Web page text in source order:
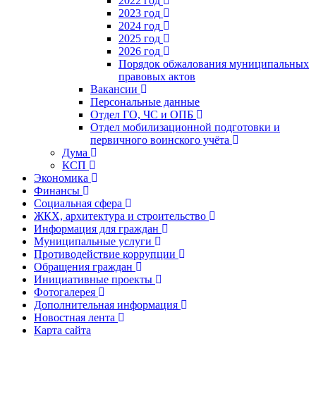
2023 год
2024 год
2025 год
2026 год
Порядок обжалования муниципальных
правовых актов
Вакансии
Персональные данные
Отдел ГО, ЧС и ОПБ
Отдел мобилизационной подготовки и
первичного воинского учёта
Дума
КСП
Экономика
Финансы
Социальная сфера
ЖКХ, архитектура и строительство
Информация для граждан
Муниципальные услуги
Противодействие коррупции
Обращения граждан
Инициативные проекты
Фотогалерея
Дополнительная информация
Новостная лента
Карта сайта